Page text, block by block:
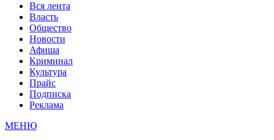
Вся лента
Власть
Общество
Новости
Афиша
Криминал
Культура
Прайс
Подписка
Реклама
МЕНЮ